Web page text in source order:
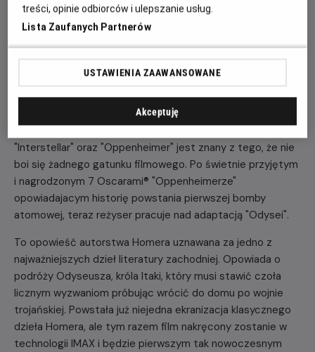
OPIS FILMU
Christopher Nolan, który nakręcił takie filmy jak
"Interstellar" oraz "Oppenheimer" jest znany z tego, że nie
boi się żadnego gatunku filmowego. Po świetnie przyjętym
i nagrodzonym 7 Oscarami® "Oppenheimerze"
opowiadajacym historię powstania pierwszej bomby
atomowej, teraz reżyser pracuje nad adaptacją "Odysei".
To opowieść autorstwa Homera uznawana za jedno z
najważniejszych dzieł literatury zachodniej. Opowiada o
podróży Odyseusza, króla Itaki, który musi stawić czoła
licznym wyzwaniom próbując wrócić do domu po wojnie
trojańskiej. Powstała już niejedna ekranizacja klasycznego
dzieła Homera, ale tym razem film nakręcony zostanie w
technologii IMAX i będzie pierwszym tak nowoczesnym
treści, opinie odbiorców i ulepszanie usług.
Lista Zaufanych Partnerów
USTAWIENIA ZAAWANSOWANE
Akceptuję